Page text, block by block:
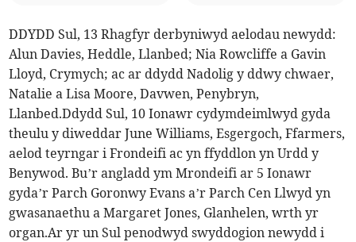
DDYDD Sul, 13 Rhagfyr derbyniwyd aelodau newydd:
Alun Davies, Heddle, Llanbed; Nia Rowcliffe a Gavin
Lloyd, Crymych; ac ar ddydd Nadolig y ddwy chwaer,
Natalie a Lisa Moore, Davwen, Penybryn,
Llanbed.Ddydd Sul, 10 Ionawr cydymdeimlwyd gyda
theulu y diweddar June Williams, Esgergoch, Ffarmers,
aelod teyrngar i Frondeifi ac yn ffyddlon yn Urdd y
Benywod. Bu’r angladd ym Mrondeifi ar 5 Ionawr
gyda’r Parch Goronwy Evans a’r Parch Cen Llwyd yn
gwasanaethu a Margaret Jones, Glanhelen, wrth yr
organ.Ar yr un Sul penodwyd swyddogion newydd i